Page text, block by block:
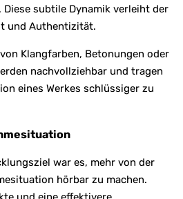
subtile Dynamik verleiht der
und Authentizität.
Klangfarben, Betonungen oder
nachvollziehbar und tragen
eines Werkes schlüssiger zu
war es, mehr von der
hörbar zu machen.